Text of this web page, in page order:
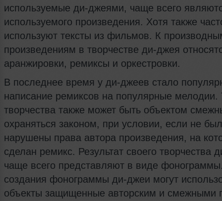
используемые ди-джеями, чаще всего
используемого произведения. Хотя также
используют тексты из фильмов. К
произведениям в творчестве ди-джея
аранжировки, ремиксы и оркестровки.
В последнее время у ди-джеев стало
написание ремиксов на популярные мелодии.
творчества также может быть объектом
охраняться законом, при условии, если не
нарушены права автора произведения, на
сделан ремикс. Результат своего творчества
чаще всего представляют в виде
создания фонограммы ди-джеи могут
объекты защищенные авторским и смежными